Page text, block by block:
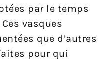
par le temps
vasques
que d’autres
pour qui